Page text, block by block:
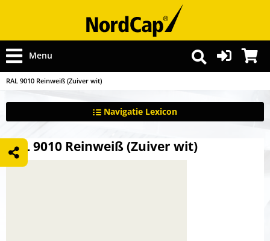
Menu
RAL 9010 Reinweiß (Zuiver wit)
Navigatie Lexicon
RAL 9010 Reinweiß (Zuiver wit)